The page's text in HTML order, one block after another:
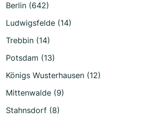
Berlin (642)
Ludwigsfelde (14)
Trebbin (14)
Potsdam (13)
Königs Wusterhausen (12)
Mittenwalde (9)
Stahnsdorf (8)